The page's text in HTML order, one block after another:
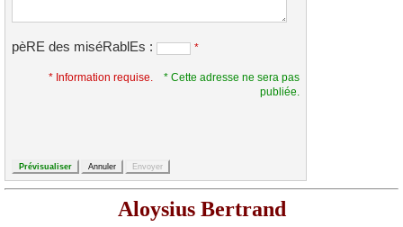
pèRE des miséRablEs : *
* Information requise.
* Cette adresse ne sera pas
publiée.
Aloysius Bertrand